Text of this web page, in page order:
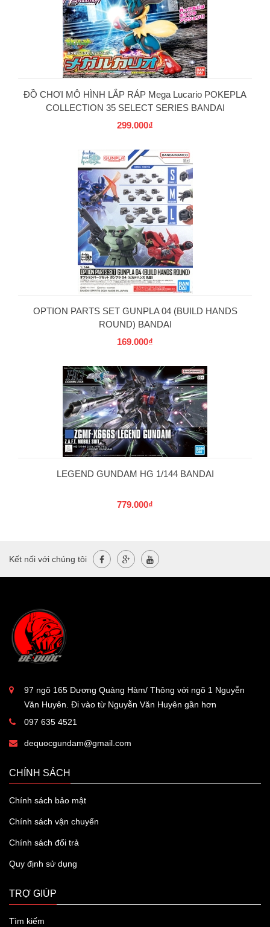
ĐỒ CHƠI MÔ HÌNH LẮP RÁP Mega Lucario POKEPLA
COLLECTION 35 SELECT SERIES BANDAI
299.000₫
OPTION PARTS SET GUNPLA 04 (BUILD HANDS
ROUND) BANDAI
169.000₫
LEGEND GUNDAM HG 1/144 BANDAI
779.000₫
Kết nối với chúng tôi
97 ngõ 165 Dương Quảng Hàm/ Thông với ngõ 1 Nguyễn
Văn Huyên. Đi vào từ Nguyễn Văn Huyên gần hơn
097 635 4521
dequocgundam@gmail.com
CHÍNH SÁCH
Chính sách bảo mật
Chính sách vận chuyển
Chính sách đổi trả
Quy định sử dụng
TRỢ GIÚP
Tìm kiếm